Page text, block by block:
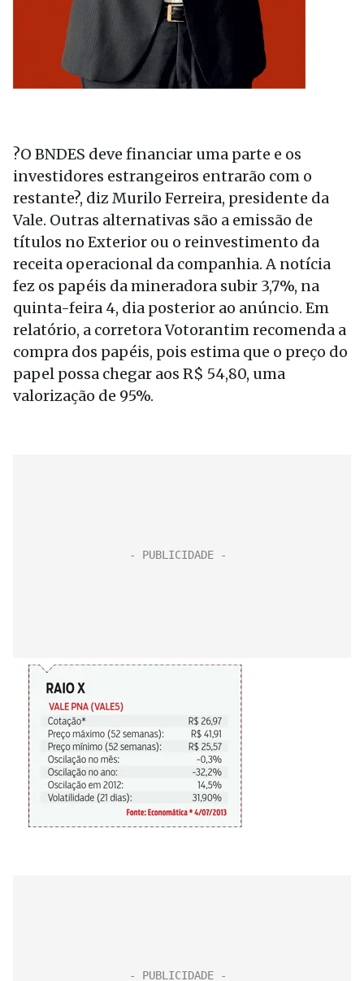
?O BNDES deve financiar uma parte e os
investidores estrangeiros entrarão com o
restante?, diz Murilo Ferreira, presidente da
Vale. Outras alternativas são a emissão de
títulos no Exterior ou o reinvestimento da
receita operacional da companhia. A notícia
fez os papéis da mineradora subir 3,7%, na
quinta-feira 4, dia posterior ao anúncio. Em
relatório, a corretora Votorantim recomenda a
compra dos papéis, pois estima que o preço do
papel possa chegar aos R$ 54,80, uma
valorização de 95%.